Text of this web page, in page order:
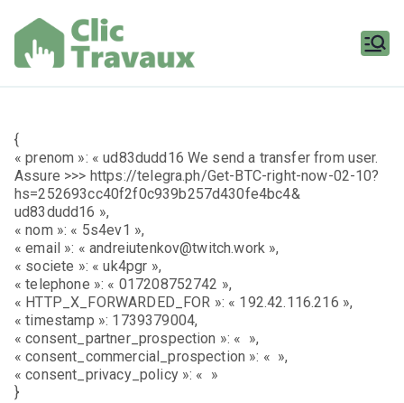
contenu
{
« prenom »: « ud83dudd16 We send a transfer from user.
Assure >>> https://telegra.ph/Get-BTC-right-now-02-10?
hs=252693cc40f2f0c939b257d430fe4bc4&
ud83dudd16 »,
« nom »: « 5s4ev1 »,
« email »: « andreiutenkov@twitch.work »,
« societe »: « uk4pgr »,
« telephone »: « 017208752742 »,
« HTTP_X_FORWARDED_FOR »: « 192.42.116.216 »,
« timestamp »: 1739379004,
« consent_partner_prospection »: « »,
« consent_commercial_prospection »: « »,
« consent_privacy_policy »: « »
}